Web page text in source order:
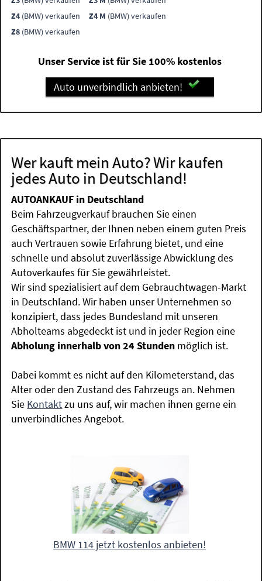
Z4 (BMW) verkaufen Z4 M (BMW) verkaufen
Z8 (BMW) verkaufen
Unser Service ist für Sie 100% kostenlos
Auto unverbindlich anbieten!
Wer kauft mein Auto? Wir kaufen
jedes Auto in Deutschland!
AUTOANKAUF in Deutschland
Beim Fahrzeugverkauf brauchen Sie einen
Geschäftspartner, der Ihnen neben einem guten Preis
auch Vertrauen sowie Erfahrung bietet, und eine
schnelle und absolut zuverlässige Abwicklung des
Autoverkaufes für Sie gewährleistet.
Wir sind spezialisiert auf dem Gebrauchtwagen-Markt
in Deutschland. Wir haben unser Unternehmen so
konzipiert, dass jedes Bundesland mit unseren
Abholteams abgedeckt ist und in jeder Region eine
Abholung innerhalb von 24 Stunden möglich ist.
Dabei kommt es nicht auf den Kilometerstand, das
Alter oder den Zustand des Fahrzeugs an. Nehmen
Sie Kontaktzu uns auf, wir machen ihnen gerne ein
unverbindliches Angebot.
BMW 114 jetzt kostenlos anbieten!